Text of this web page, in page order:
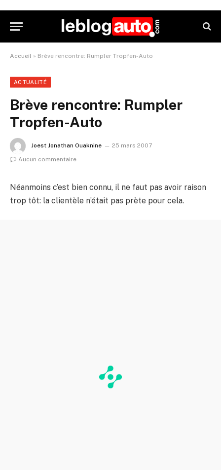
Accueil » Brève rencontre: Rumpler Tropfen-Auto
ACTUALITÉ
Brève rencontre: Rumpler
Tropfen-Auto
Joest Jonathan Ouaknine
25 mars 2007
Aucun commentaire
Néanmoins c’est bien connu, il ne faut pas avoir raison
trop tôt: la clientèle n’était pas prète pour cela.